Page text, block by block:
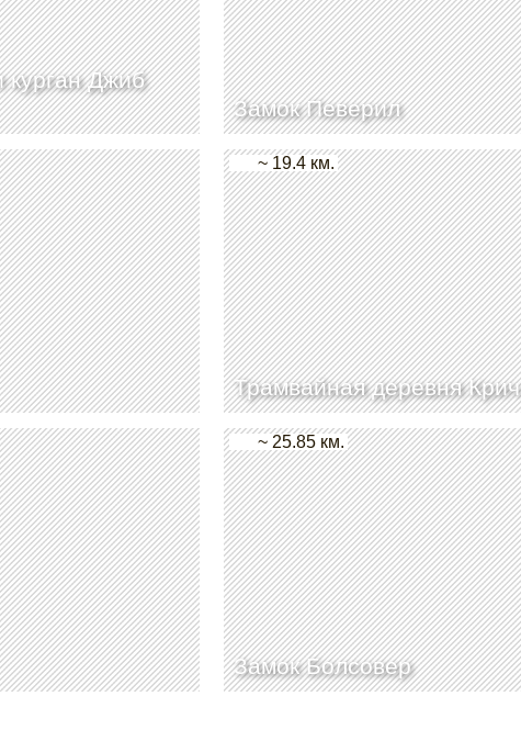
Джиб
Замок Певерил
Трамвайная деревня Крич
~ 19.4 км.
Замок Болсовер
~ 25.85 км.